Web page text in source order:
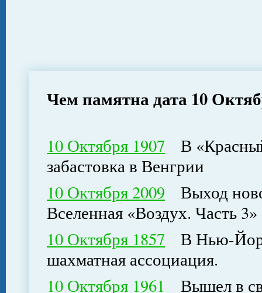
Чем памятна дата 10
10 Октября 1907 В
забастовка в Венгрии
10 Октября 2009 Выход
Вселенная «Воздух. Часть 3»
10 Октября 1857 В Нью-
шахматная ассоциация.
10 Октября 1961 Вышел в